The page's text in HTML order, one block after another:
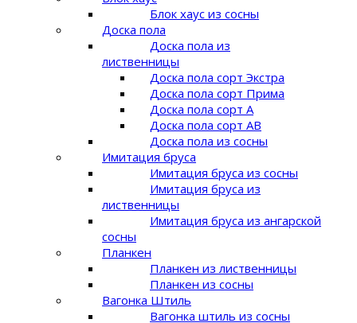
Блок хаус из сосны
Доска пола
Доска пола из
лиственницы
Доска пола сорт Экстра
Доска пола сорт Прима
Доска пола сорт A
Доска пола сорт AB
Доска пола из сосны
Имитация бруса
Имитация бруса из сосны
Имитация бруса из
лиственницы
Имитация бруса из ангарской
сосны
Планкен
Планкен из лиственницы
Планкен из сосны
Вагонка Штиль
Вагонка штиль из сосны